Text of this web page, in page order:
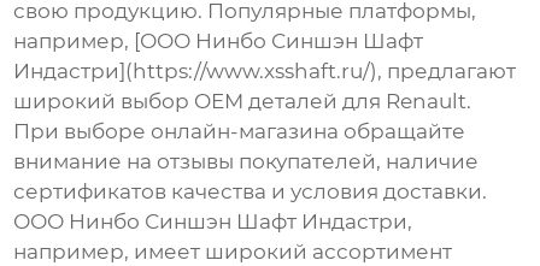
свою продукцию. Популярные платформы,
например, [ООО Нинбо Синшэн Шафт
Индастри](https://www.xsshaft.ru/), предлагают
широкий выбор OEM деталей для Renault.
При выборе онлайн-магазина обращайте
внимание на отзывы покупателей, наличие
сертификатов качества и условия доставки.
ООО Нинбо Синшэн Шафт Индастри,
например, имеет широкий ассортимент